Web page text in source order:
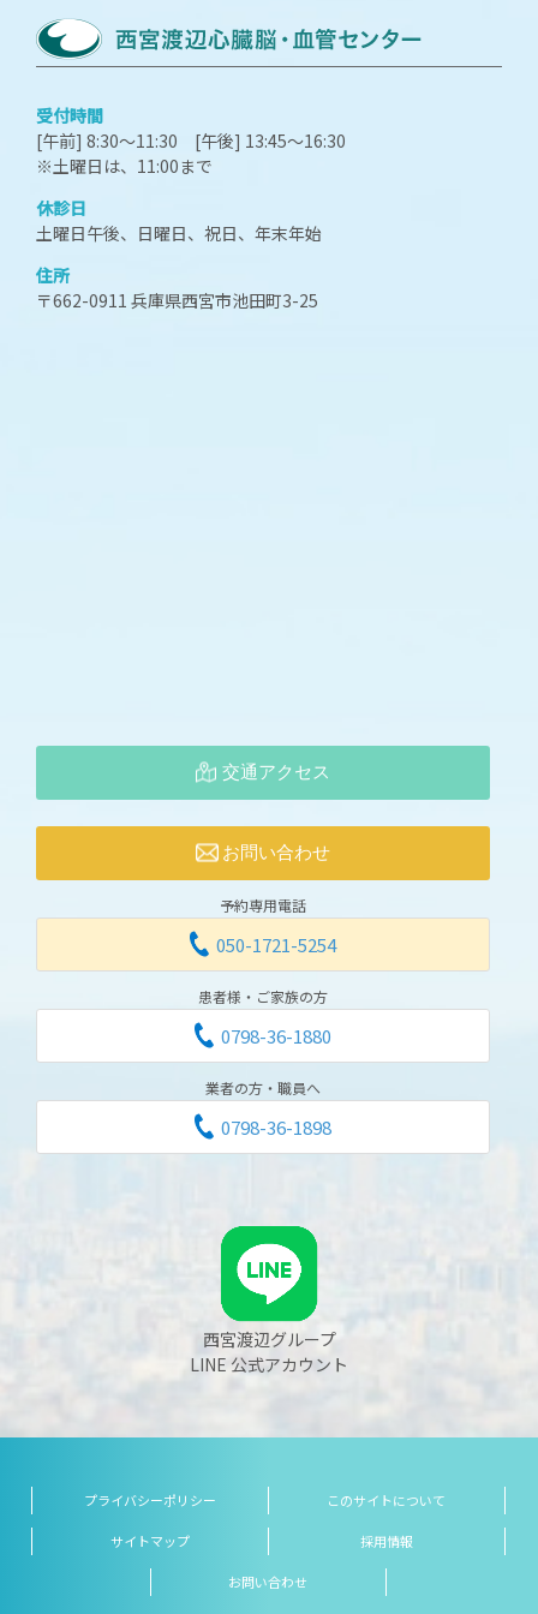
受付時間
[午前] 8:30～11:30 [午後] 13:45～16:30
※土曜日は、11:00まで
休診日
土曜日午後、日曜日、祝日、年末年始
住所
〒662-0911 兵庫県西宮市池田町3-25
交通アクセス
お問い合わせ
予約専用電話
050-1721-5254
患者様・ご家族の方
0798-36-1880
業者の方・職員へ
0798-36-1898
西宮渡辺グループ
LINE 公式アカウント
プライバシーポリシー このサイトについて
サイトマップ 採用情報
お問い合わせ